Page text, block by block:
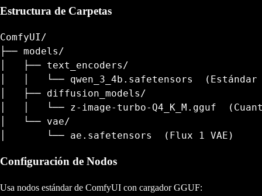
Estructura de Carpetas
ComfyUI/
├── models/
│   ├── text_encoders/
│   │   └── qwen_3_4b.safetensors
│   ├── diffusion_models/
│   │   └── z-image-turbo-Q4_K_M.gguf
│   └── vae/
Configuración de Nodos
Usa nodos estándar de ComfyUI con cargador GGUF: